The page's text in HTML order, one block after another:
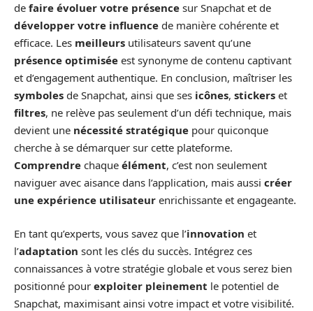
de faire évoluer votre présence sur Snapchat et de
développer votre influence de manière cohérente et
efficace. Les meilleurs utilisateurs savent qu’une
présence optimisée est synonyme de contenu captivant
et d’engagement authentique. En conclusion, maîtriser les
symboles de Snapchat, ainsi que ses icônes, stickers et
filtres, ne relève pas seulement d’un défi technique, mais
devient une nécessité stratégique pour quiconque
cherche à se démarquer sur cette plateforme.
Comprendre chaque élément, c’est non seulement
naviguer avec aisance dans l’application, mais aussi créer
une expérience utilisateur enrichissante et engageante.
En tant qu’experts, vous savez que l’innovation et
l’adaptation sont les clés du succès. Intégrez ces
connaissances à votre stratégie globale et vous serez bien
positionné pour exploiter pleinement le potentiel de
Snapchat, maximisant ainsi votre impact et votre visibilité.